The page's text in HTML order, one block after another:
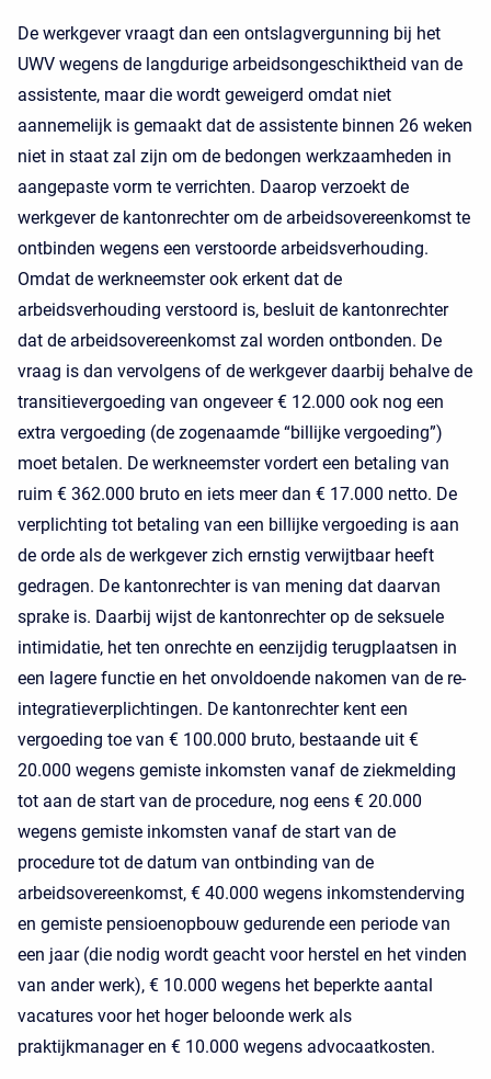
De werkgever vraagt dan een ontslagvergunning bij het
UWV wegens de langdurige arbeidsongeschiktheid van de
assistente, maar die wordt geweigerd omdat niet
aannemelijk is gemaakt dat de assistente binnen 26 weken
niet in staat zal zijn om de bedongen werkzaamheden in
aangepaste vorm te verrichten. Daarop verzoekt de
werkgever de kantonrechter om de arbeidsovereenkomst te
ontbinden wegens een verstoorde arbeidsverhouding.
Omdat de werkneemster ook erkent dat de
arbeidsverhouding verstoord is, besluit de kantonrechter
dat de arbeidsovereenkomst zal worden ontbonden. De
vraag is dan vervolgens of de werkgever daarbij behalve de
transitievergoeding van ongeveer € 12.000 ook nog een
extra vergoeding (de zogenaamde “billijke vergoeding”)
moet betalen. De werkneemster vordert een betaling van
ruim € 362.000 bruto en iets meer dan € 17.000 netto. De
verplichting tot betaling van een billijke vergoeding is aan
de orde als de werkgever zich ernstig verwijtbaar heeft
gedragen. De kantonrechter is van mening dat daarvan
sprake is. Daarbij wijst de kantonrechter op de seksuele
intimidatie, het ten onrechte en eenzijdig terugplaatsen in
een lagere functie en het onvoldoende nakomen van de re-
integratieverplichtingen. De kantonrechter kent een
vergoeding toe van € 100.000 bruto, bestaande uit €
20.000 wegens gemiste inkomsten vanaf de ziekmelding
tot aan de start van de procedure, nog eens € 20.000
wegens gemiste inkomsten vanaf de start van de
procedure tot de datum van ontbinding van de
arbeidsovereenkomst, € 40.000 wegens inkomstenderving
en gemiste pensioenopbouw gedurende een periode van
een jaar (die nodig wordt geacht voor herstel en het vinden
van ander werk), € 10.000 wegens het beperkte aantal
vacatures voor het hoger beloonde werk als
praktijkmanager en € 10.000 wegens advocaatkosten.